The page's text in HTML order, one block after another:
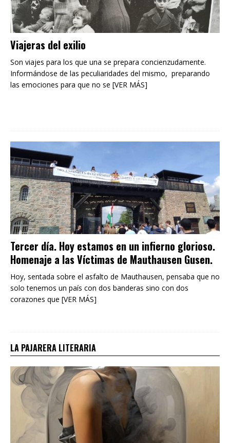
Viajeras del exilio
Son viajes para los que una se prepara concienzudamente.
Informándose de las peculiaridades del mismo, preparando
las emociones para que no se [VER MÁS]
Tercer día. Hoy estamos en un infierno glorioso.
Homenaje a las Víctimas de Mauthausen Gusen.
Hoy, sentada sobre el asfalto de Mauthausen, pensaba que no
solo tenemos un país con dos banderas sino con dos
corazones que [VER MÁS]
LA PAJARERA LITERARIA